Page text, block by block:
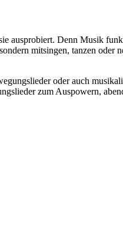
ausprobiert. Denn Musik
mitsingen, tanzen
oder auch
zum Auspowern,